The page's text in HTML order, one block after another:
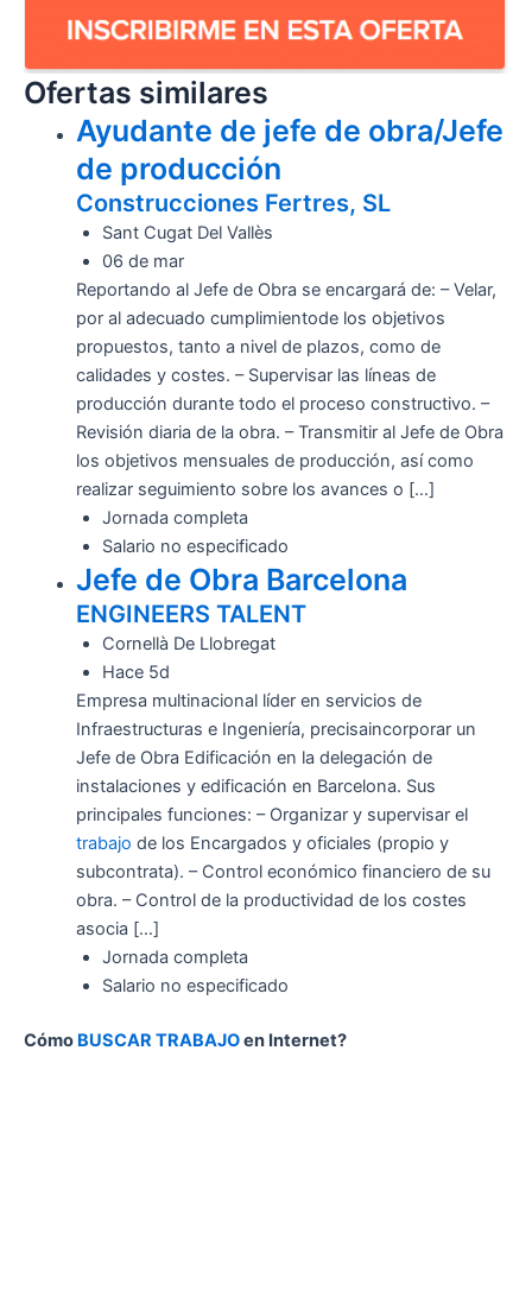
Ofertas similares
Ayudante de jefe de obra/Jefe
de producción
Construcciones Fertres, SL
Sant Cugat Del Vallès
06 de mar
Reportando al Jefe de Obra se encargará de: – Velar,
por al adecuado cumplimientode los objetivos
propuestos, tanto a nivel de plazos, como de
calidades y costes. – Supervisar las líneas de
producción durante todo el proceso constructivo. –
Revisión diaria de la obra. – Transmitir al Jefe de Obra
los objetivos mensuales de producción, así como
realizar seguimiento sobre los avances o […]
Jornada completa
Salario no especificado
Jefe de Obra Barcelona
ENGINEERS TALENT
Cornellà De Llobregat
Hace 5d
Empresa multinacional líder en servicios de
Infraestructuras e Ingeniería, precisaincorporar un
Jefe de Obra Edificación en la delegación de
instalaciones y edificación en Barcelona. Sus
principales funciones: – Organizar y supervisar el
trabajo de los Encargados y oficiales (propio y
subcontrata). – Control económico financiero de su
obra. – Control de la productividad de los costes
asocia […]
Jornada completa
Salario no especificado
Cómo BUSCAR TRABAJOen Internet?